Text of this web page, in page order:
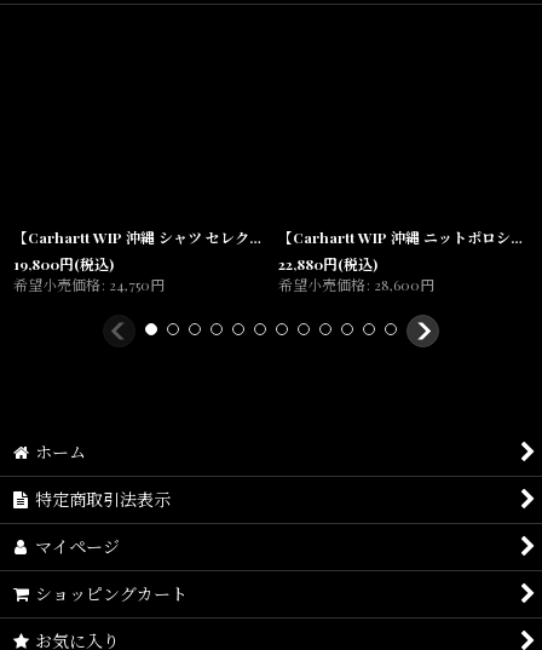
素材/
100% Cotton 'Dearborn' Canvas, 385 g/sqm
【Carhartt WIP 沖縄 シャツ セレクトショップ】Catalogue S/S Allover Shirt カタログ 半袖 オールオーバープリント
19,800円(税込)
希望小売価格: 24,750円
【Carhartt WIP 沖縄 ニットポロシャツ セレクトショップ】ARLO Knit Polo L/S Shirt Camo Leo Jacquard レオパード ジャカード コットン 長袖
22,880円(税込)
希望小売価格: 28,600円
ホーム
特定商取引法表示
マイページ
ショッピングカート
お気に入り